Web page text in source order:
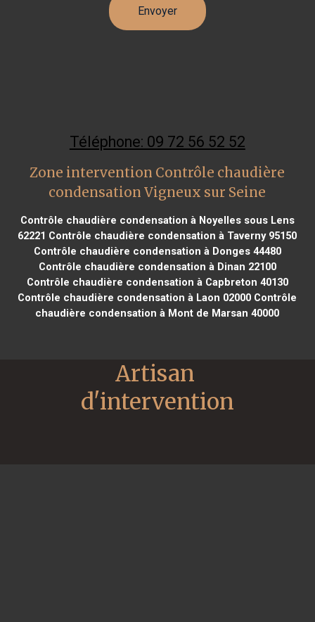
Téléphone: 09 72 56 52 52
Zone intervention Contrôle chaudière
condensation Vigneux sur Seine
Contrôle chaudière condensation à Noyelles sous Lens
62221 Contrôle chaudière condensation à Taverny 95150
Contrôle chaudière condensation à Donges 44480
Contrôle chaudière condensation à Dinan 22100
Contrôle chaudière condensation à Capbreton 40130
Contrôle chaudière condensation à Laon 02000 Contrôle
chaudière condensation à Mont de Marsan 40000
Artisan
d'intervention